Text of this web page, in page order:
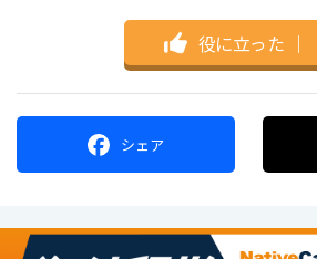
役に立った ｜
シェア